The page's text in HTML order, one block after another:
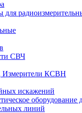
СВЧ
Измерители КСВН
искажений
оборудование
линий